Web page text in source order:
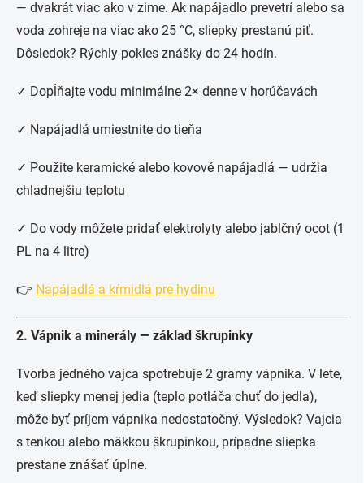
— dvakrát viac ako v zime. Ak napájadlo prevetrí alebo sa
voda zohreje na viac ako 25 °C, sliepky prestanú piť.
Dôsledok? Rýchly pokles znášky do 24 hodín.
✓ Dopĺňajte vodu minimálne 2× denne v horúčavách
✓ Napájadlá umiestnite do tieňa
✓ Použite keramické alebo kovové napájadlá — udržia
chladnejšiu teplotu
✓ Do vody môžete pridať elektrolyty alebo jablčný ocot (1
PL na 4 litre)
👉 Napájadlá a kŕmidlá pre hydinu
2. Vápnik a minerály — základ škrupinky
Tvorba jedného vajca spotrebuje 2 gramy vápnika. V lete,
keď sliepky menej jedia (teplo potláča chuť do jedla),
môže byť príjem vápnika nedostatočný. Výsledok? Vajcia
s tenkou alebo mäkkou škrupinkou, prípadne sliepka
prestane znášať úplne.